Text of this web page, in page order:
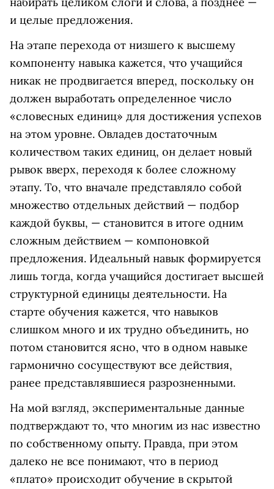
и целые предложения.
На этапе перехода от низшего к высшему
компоненту навыка кажется, что учащийся
никак не продвигается вперед, поскольку он
должен выработать определенное число
«словесных единиц» для достижения успехов
на этом уровне. Овладев достаточным
количеством таких единиц, он делает новый
рывок вверх, переходя к более сложному
этапу. То, что вначале представляло собой
множество отдельных действий — подбор
каждой буквы, — становится в итоге одним
сложным действием — компоновкой
предложения. Идеальный навык формируется
лишь тогда, когда учащийся достигает высшей
структурной единицы деятельности. На
старте обучения кажется, что навыков
слишком много и их трудно объединить, но
потом становится ясно, что в одном навыке
гармонично сосуществуют все действия,
ранее представлявшиеся разрозненными.
На мой взгляд, экспериментальные данные
подтверждают то, что многим из нас известно
по собственному опыту. Правда, при этом
далеко не все понимают, что в период
«плато» происходит обучение в скрытой